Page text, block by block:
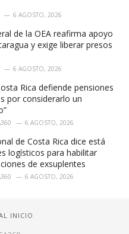
6 AGOSTO, 2026
de la OEA reafirma apoyo
y exige liberar presos
6 AGOSTO, 2026
Rica defiende pensiones
por considerarlo un
6 AGOSTO, 2026
de Costa Rica dice está
logísticos para habilitar
de exsuplentes
6 AGOSTO, 2026
INICIO